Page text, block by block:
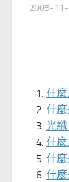
2005-
什麼
什麼
光
什麼
什麼
什麼